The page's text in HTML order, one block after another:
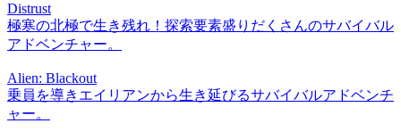
Distrust
極寒の北極で生き残れ！探索要素盛りだくさんのサバイバル
アドベンチャー。
Alien: Blackout
乗員を導きエイリアンから生き延びるサバイバルアドベンチ
ャー。